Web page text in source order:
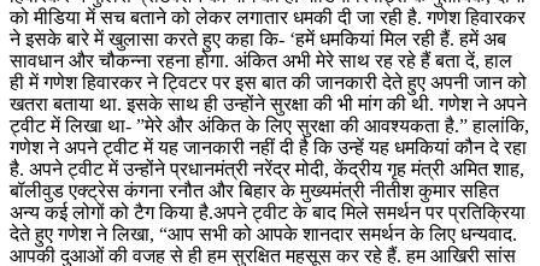
को मीडिया में सच बताने को लेकर लगातार धमकी दी जा रही है. गणेश हिवारकर
ने इसके बारे में खुलासा करते हुए कहा कि- ‘हमें धमकियां मिल रही हैं. हमें अब
सावधान और चौकन्ना रहना होगा. अंकित अभी मेरे साथ रह रहे हैं बता दें, हाल
ही में गणेश हिवारकर ने ट्विटर पर इस बात की जानकारी देते हुए अपनी जान को
खतरा बताया था. इसके साथ ही उन्होंने सुरक्षा की भी मांग की थी. गणेश ने अपने
ट्वीट में लिखा था- ”मेरे और अंकित के लिए सुरक्षा की आवश्यकता है.” हालांकि,
गणेश ने अपने ट्वीट में यह जानकारी नहीं दी है कि उन्हें यह धमकियां कौन दे रहा
है. अपने ट्वीट में उन्होंने प्रधानमंत्री नरेंद्र मोदी, केंद्रीय गृह मंत्री अमित शाह,
बॉलीवुड एक्ट्रेस कंगना रनौत और बिहार के मुख्यमंत्री नीतीश कुमार सहित
अन्य कई लोगों को टैग किया है.अपने ट्वीट के बाद मिले समर्थन पर प्रतिक्रिया
देते हुए गणेश ने लिखा, “आप सभी को आपके शानदार समर्थन के लिए धन्यवाद.
आपकी दुआओं की वजह से ही हम सुरक्षित महसूस कर रहे हैं. हम आखिरी सांस